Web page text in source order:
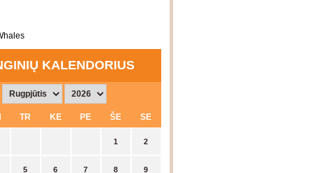
KALENDORIUS
TR KE PE ŠE SE
1 2
5 6 7 8 9